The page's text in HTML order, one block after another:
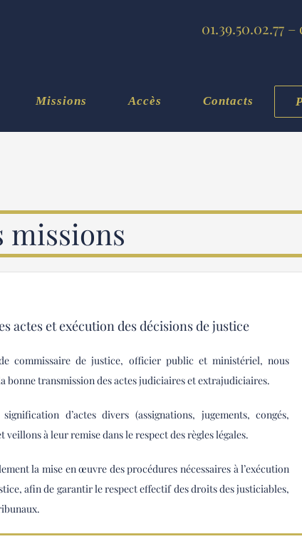
01.39.50.02.77
Missions Accès Contacts
missions
actes et exécution des décisions de justice
commissaire de justice, officier public et ministériel, nous
bonne transmission des actes judiciaires et extrajudiciaires.
d’actes divers (assignations, jugements, congés,
veillons à leur remise dans le respect des règles légales.
la mise en œuvre des procédures nécessaires à l’exécution
afin de garantir le respect effectif des droits des justiciables,